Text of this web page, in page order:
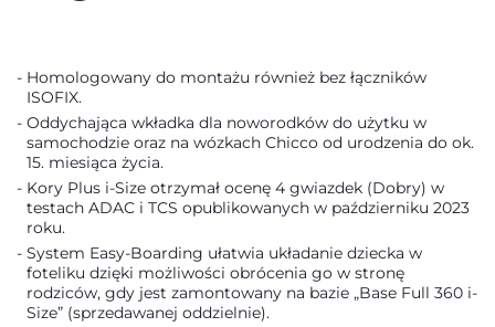
Homologowany do montażu również bez łączników
ISOFIX.
Oddychająca wkładka dla noworodków do użytku w
samochodzie oraz na wózkach Chicco od urodzenia do ok.
15. miesiąca życia.
Kory Plus i-Size otrzymał ocenę 4 gwiazdek (Dobry) w
testach ADAC i TCS opublikowanych w październiku 2023
roku.
System Easy-Boarding ułatwia układanie dziecka w
foteliku dzięki możliwości obrócenia go w stronę
rodziców, gdy jest zamontowany na bazie „Base Full 360 i-
Size” (sprzedawanej oddzielnie).